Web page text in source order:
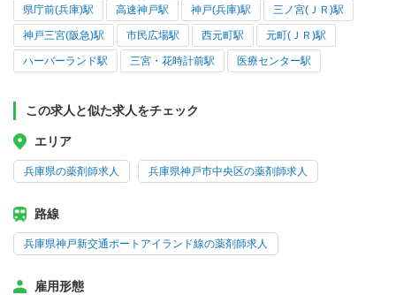
県庁前(兵庫)駅 高速神戸駅 神戸(兵庫)駅 三ノ宮(ＪＲ)駅
神戸三宮(阪急)駅 市民広場駅 西元町駅 元町(ＪＲ)駅
ハーバーランド駅 三宮・花時計前駅 医療センター駅
この求人と似た求人をチェック
エリア
兵庫県の薬剤師求人 兵庫県神戸市中央区の薬剤師求人
路線
兵庫県神戸新交通ポートアイランド線の薬剤師求人
雇用形態